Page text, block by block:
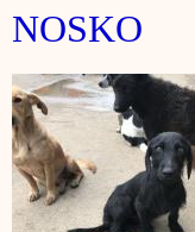
NOSKO